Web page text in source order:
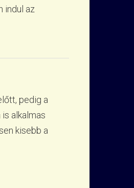
indul az
pedig a
alkalmas
kisebb a